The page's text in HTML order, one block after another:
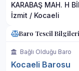
KARABAŞ MAH. H
İzmit / Kocaeli
Baro Tescil Bilgileri
Bağlı Olduğu Baro
Kocaeli Barosu